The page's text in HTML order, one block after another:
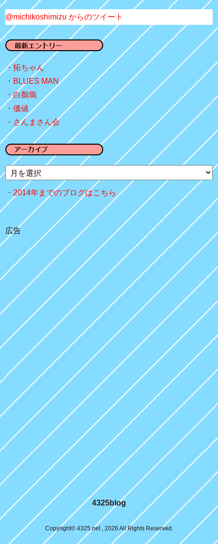
@michikoshimizu からのツイート
拓ちゃん
BLUES MAN
白鶺鴒
価値
さんまさん会
2014年までのブログはこちら
広告
4325blog
Copyright© 4325.net , 2026 All Rights Reserved.